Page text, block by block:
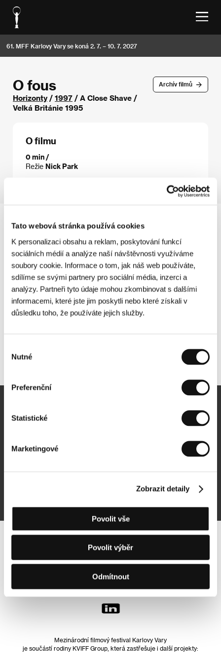
Tato webová stránka používá cookies
K personalizaci obsahu a reklam, poskytování funkcí
sociálních médií a analýze naší návštěvnosti využíváme
soubory cookie. Informace o tom, jak náš web používáte,
sdílíme se svými partnery pro sociální média, inzerci a
analýzy. Partneři tyto údaje mohou zkombinovat s dalšími
informacemi, které jste jim poskytli nebo které získali v
důsledku toho, že používáte jejich služby.
souhlasu
Nutné
Preferenční
Statistické
Marketingové
Zobrazit detaily
Povolit vše
Povolit výběr
Odmítnout
61. MFF Karlovy Vary se koná 2. 7. – 10. 7. 2027
Archív filmů
O fous
Horizonty/ 1997 / A Close Shave /
Velká Británie 1995
O filmu
0 min /
Režie Nick Park
Sledujte nás na síti:
Mezinárodní filmový festival Karlovy Vary
je součástí rodiny KVIFF Group, která zastřešuje i další projekty: